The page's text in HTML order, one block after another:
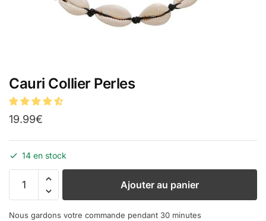
Cauri Collier Perles
19.99€
14 en stock
Ajouter au panier
Nous gardons votre commande pendant 30 minutes